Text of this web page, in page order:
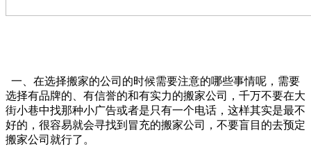
一、在选择搬家的公司的时候需要注意的哪些事情呢，需要
选择有品牌的、有信誉的和有实力的搬家公司，千万不要在大
街小巷中找那种小广告或者是只有一个电话，这样其实是最不
好的，很容易就会寻找到冒充的搬家公司，不要盲目的去预定
搬家公司就行了。